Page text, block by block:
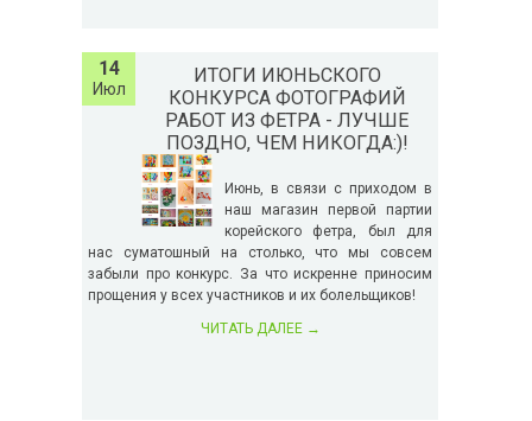
14
Июл
ИТОГИ ИЮНЬСКОГО
КОНКУРСА ФОТОГРАФИЙ
РАБОТ ИЗ ФЕТРА - ЛУЧШЕ
ПОЗДНО, ЧЕМ НИКОГДА:)!
Июнь, в связи с приходом в
наш магазин первой партии
корейского фетра, был для
нас суматошный на столько, что мы совсем
забыли про конкурс. За что искренне приносим
прощения у всех участников и их болельщиков!
ЧИТАТЬ ДАЛЕЕ →